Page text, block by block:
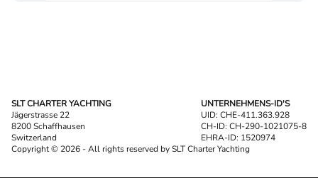
SLT CHARTER YACHTING
Jägerstrasse 22
8200 Schaffhausen
Switzerland
UNTERNEHMENS-ID'S
UID: CHE-411.363.928
CH-ID: CH-290-1021075-8
EHRA-ID: 1520974
Copyright © 2026 - All rights reserved by SLT Charter Yachting